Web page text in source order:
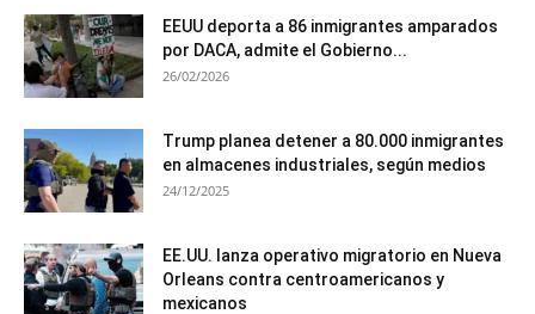
EEUU deporta a 86 inmigrantes amparados
por DACA, admite el Gobierno...
26/02/2026
Trump planea detener a 80.000 inmigrantes
en almacenes industriales, según medios
24/12/2025
EE.UU. lanza operativo migratorio en Nueva
Orleans contra centroamericanos y
mexicanos